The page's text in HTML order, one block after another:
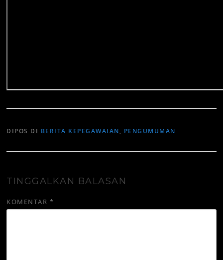
DIPOS DI BERITA KEPEGAWAIAN, PENGUMUMAN
TINGGALKAN BALASAN
KOMENTAR *